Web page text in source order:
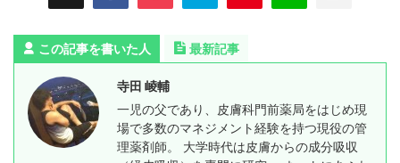
この記事を書いた人 最新記事
寺田 崚輔
一児の父であり、皮膚科門前薬局をはじめ現
場で多数のマネジメント経験を持つ現役の管
理薬剤師。 大学時代は皮膚からの成分吸収